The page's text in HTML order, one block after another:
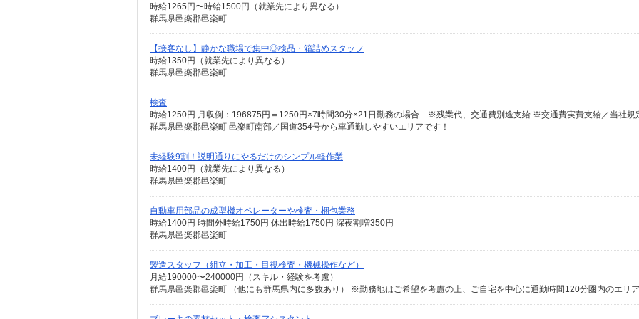
時給1265円〜時給1500円（就業先により異なる）
群馬県邑楽郡邑楽町
【接客なし】静かな職場で集中◎検品・箱詰めスタッフ
時給1350円（就業先により異なる）
群馬県邑楽郡邑楽町
検査
群馬県邑楽郡邑楽町 邑楽町南部／国道354号から車通勤しやすいエリアです！
未経験9割！説明通りにやるだけのシンプル軽作業
時給1400円（就業先により異なる）
群馬県邑楽郡邑楽町
自動車用部品の成型機オペレーターや検査・梱包業務
時給1400円 時間外時給1750円 休出時給1750円 深夜割増350円
群馬県邑楽郡邑楽町
製造スタッフ（組立・加工・目視検査・機械操作など）
月給190000〜240000円（スキル・経験を考慮）